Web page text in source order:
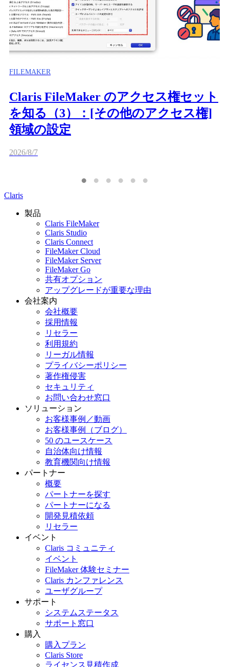
FILEMAKER
Claris FileMaker のアクセス権セット
を知る（3）：[その他のアクセス権]
領域の設定
2026/8/7
Claris
製品
Claris FileMaker
Claris Studio
Claris Connect
FileMaker Cloud
FileMaker Server
FileMaker Go
共有オプション
アップグレードが重要な理由
会社案内
会社概要
採用情報
リセラー
利用規約
リーガル情報
プライバシーポリシー
著作権侵害
セキュリティ
お問い合わせ窓口
ソリューション
お客様事例／動画
お客様事例（ブログ）
50 のユースケース
自治体向け情報
教育機関向け情報
パートナー
概要
パートナーを探す
パートナーになる
開発見積依頼
リセラー
イベント
Claris コミュニティ
イベント
FileMaker 体験セミナー
Claris カンファレンス
ユーザグループ
サポート
システムステータス
サポート窓口
購入
購入プラン
Claris Store
ライセンス見積作成